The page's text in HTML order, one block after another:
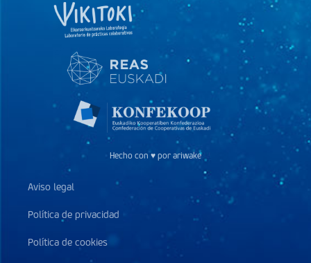
Hecho con ♥ por ariwake
Aviso legal
Política de privacidad
Política de cookies